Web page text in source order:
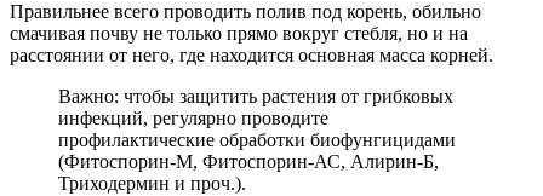
Правильнее всего проводить полив под корень, обильно
смачивая почву не только прямо вокруг стебля, но и на
расстоянии от него, где находится основная масса корней.
Важно: чтобы защитить растения от грибковых
инфекций, регулярно проводите
профилактические обработки биофунгицидами
(Фитоспорин-М, Фитоспорин-АС, Алирин-Б,
Триходермин и проч.).